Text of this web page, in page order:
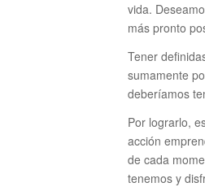
vida.
más pronto
Tener
sumamente
deberíamos
Por lograrlo,
acción
de cada
tenemos y